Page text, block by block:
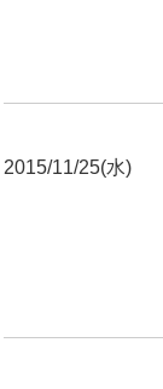
2015/11/25(水)